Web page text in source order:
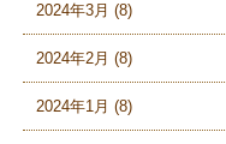
2024年3月 (8)
2024年2月 (8)
2024年1月 (8)